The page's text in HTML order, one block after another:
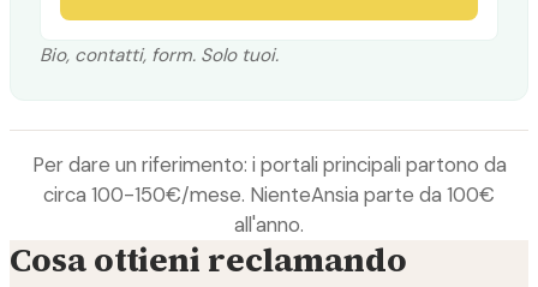
Bio, contatti, form. Solo tuoi.
Per dare un riferimento: i portali principali partono da
circa 100-150€/mese. NienteAnsia parte da 100€
all'anno.
Cosa ottieni reclamando